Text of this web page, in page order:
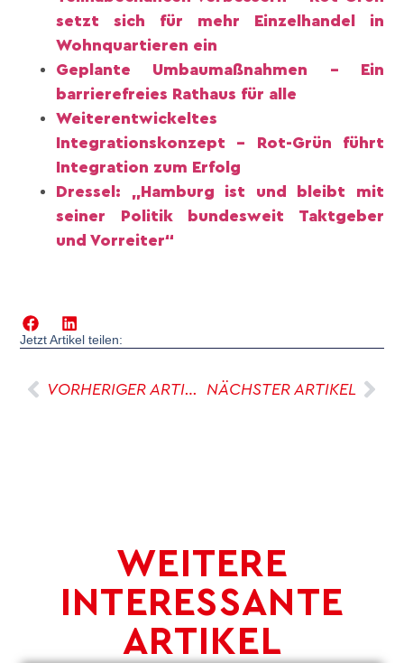
setzt sich für mehr Einzelhandel in
Wohnquartieren ein
Geplante Umbaumaßnahmen – Ein
barrierefreies Rathaus für alle
Weiterentwickeltes
Integrationskonzept – Rot-Grün führt
Integration zum Erfolg
Dressel: „Hamburg ist und bleibt mit
seiner Politik bundesweit Taktgeber
und Vorreiter“
Jetzt Artikel teilen:
VORHERIGER ARTIKEL NÄCHSTER ARTIKEL
WEITERE
INTERESSANTE
ARTIKEL